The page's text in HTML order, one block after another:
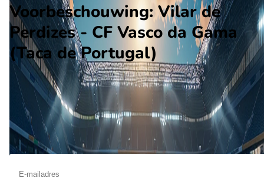
Voorbeschouwing: Vilar de
Perdizes - CF Vasco da Gama
(Taca de Portugal)
Op september 24 2023 gaat Vilar de Perdizes de strijd aan
CF Vasco da Gama. De wedstrijd wordt afgetrapt om 10:00
wordt gespeeld in de Taça de Portugal.
Ontvang een notificatie als deze voorbeschouwing beschikbaar is